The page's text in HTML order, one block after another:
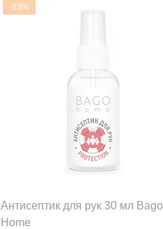
-83%
Антисептик для рук 30 мл Bago
Home